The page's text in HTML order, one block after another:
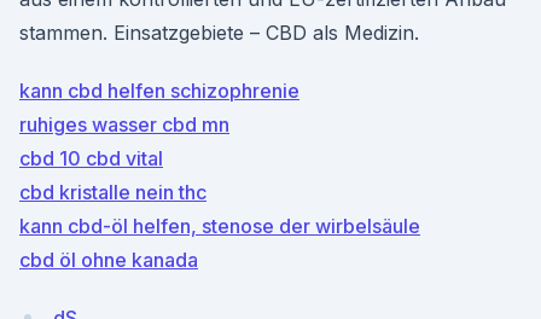
stammen. Einsatzgebiete – CBD als Medizin.
kann cbd helfen schizophrenie
ruhiges wasser cbd mn
cbd 10 cbd vital
cbd kristalle nein thc
kann cbd-öl helfen, stenose der wirbelsäule
cbd öl ohne kanada